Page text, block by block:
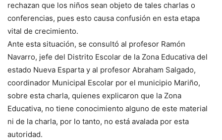
rechazan que los niños sean objeto de tales charlas o
conferencias, pues esto causa confusión en esta etapa
vital de crecimiento.
Ante esta situación, se consultó al profesor Ramón
Navarro, jefe del Distrito Escolar de la Zona Educativa del
estado Nueva Esparta y al profesor Abraham Salgado,
coordinador Municipal Escolar por el municipio Mariño,
sobre esta charla, quienes explicaron que la Zona
Educativa, no tiene conocimiento alguno de este material
ni de la charla, por lo tanto, no está avalada por esta
autoridad.